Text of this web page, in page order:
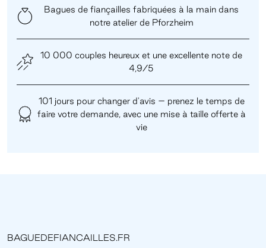
Bagues de fiançailles fabriquées à la main dans
notre atelier de Pforzheim
10 000 couples heureux et une excellente note de
4,9/5
101 jours pour changer d'avis – prenez le temps de
faire votre demande, avec une mise à taille offerte à
vie
BAGUEDEFIANCAILLES.FR